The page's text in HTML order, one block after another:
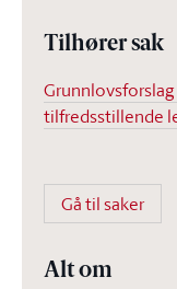
Tilhører sak
tilfredsstillende
Gå til saker
Alt om